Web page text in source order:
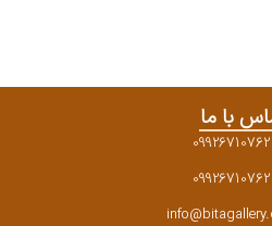
با ما
09926710762
09926710762